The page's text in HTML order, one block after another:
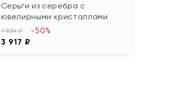
Серьги из серебра с
ювелирными кристаллами
7 834 ₽
3 917 ₽
-50%